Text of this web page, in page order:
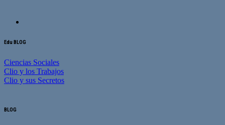
Edu BLOG
Ciencias Sociales
Clio y los Trabajos
Clio y sus Secretos
BLOG